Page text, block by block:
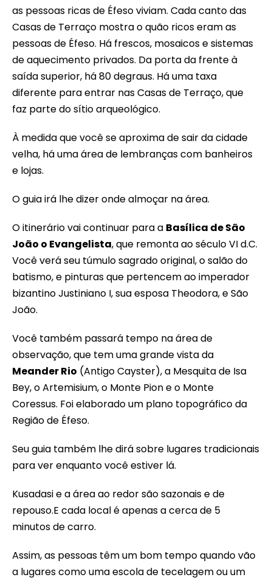
as pessoas ricas de Éfeso viviam. Cada canto das
Casas de Terraço mostra o quão ricos eram as
pessoas de Éfeso. Há frescos, mosaicos e sistemas
de aquecimento privados. Da porta da frente à
saída superior, há 80 degraus. Há uma taxa
diferente para entrar nas Casas de Terraço, que
faz parte do sítio arqueológico.
À medida que você se aproxima de sair da cidade
velha, há uma área de lembranças com banheiros
e lojas.
O guia irá lhe dizer onde almoçar na área.
O itinerário vai continuar para a Basílica de São
João o Evangelista, que remonta ao século VI d.C.
Você verá seu túmulo sagrado original, o salão do
batismo, e pinturas que pertencem ao imperador
bizantino Justiniano I, sua esposa Theodora, e São
João.
Você também passará tempo na área de
observação, que tem uma grande vista da
Meander Rio (Antigo Cayster), a Mesquita de Isa
Bey, o Artemisium, o Monte Pion e o Monte
Coressus. Foi elaborado um plano topográfico da
Região de Éfeso.
Seu guia também lhe dirá sobre lugares tradicionais
para ver enquanto você estiver lá.
Kusadasi e a área ao redor são sazonais e de
repouso.E cada local é apenas a cerca de 5
minutos de carro.
Assim, as pessoas têm um bom tempo quando vão
a lugares como uma escola de tecelagem ou um